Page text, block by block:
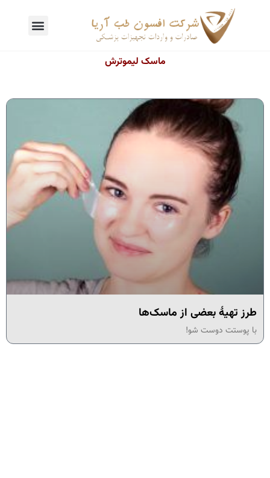
ماسک لیموترش
طرز تهیۀ بعضی از ماسک‌ها
با پوستت دوست شو!